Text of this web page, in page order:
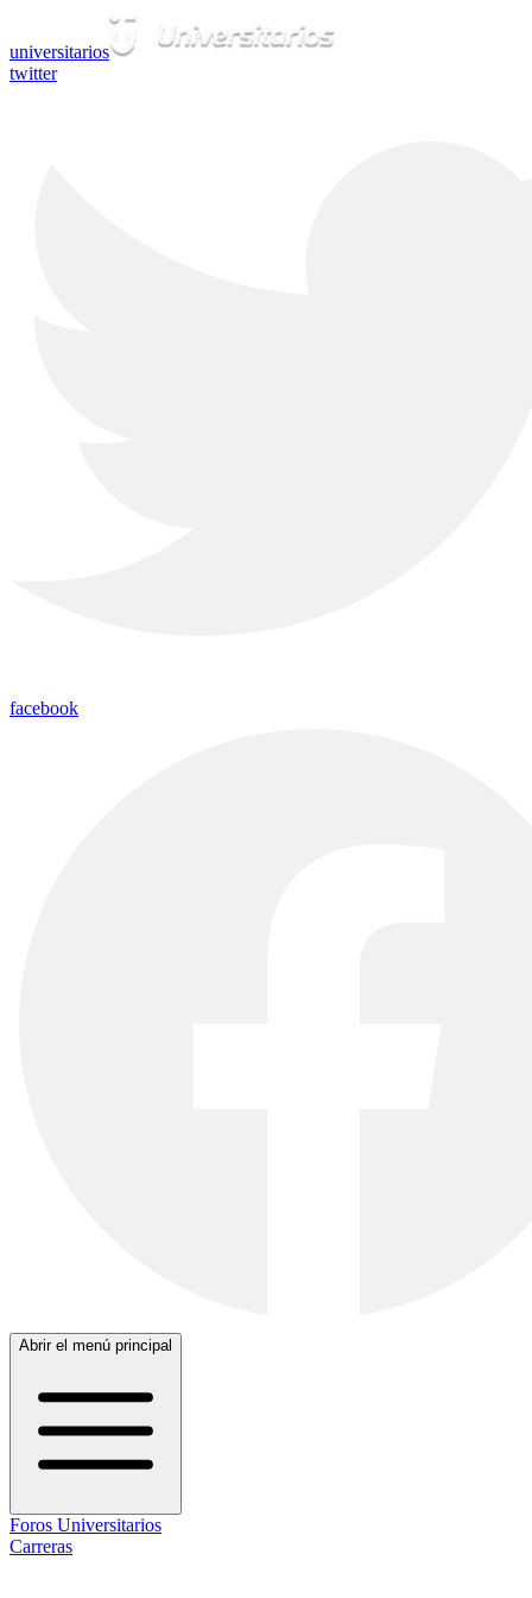
universitarios
twitter
facebook
Abrir el menú principal
Foros Universitarios
Carreras